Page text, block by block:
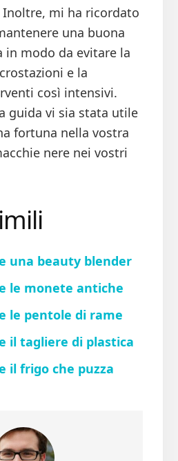
mi ha ricordato
una buona
in modo da evitare la
e la
così intensivi.
guida vi sia stata utile
fortuna nella vostra
nere nei vostri
una beauty blender
le monete antiche
le pentole di rame
il tagliere di plastica
il frigo che puzza